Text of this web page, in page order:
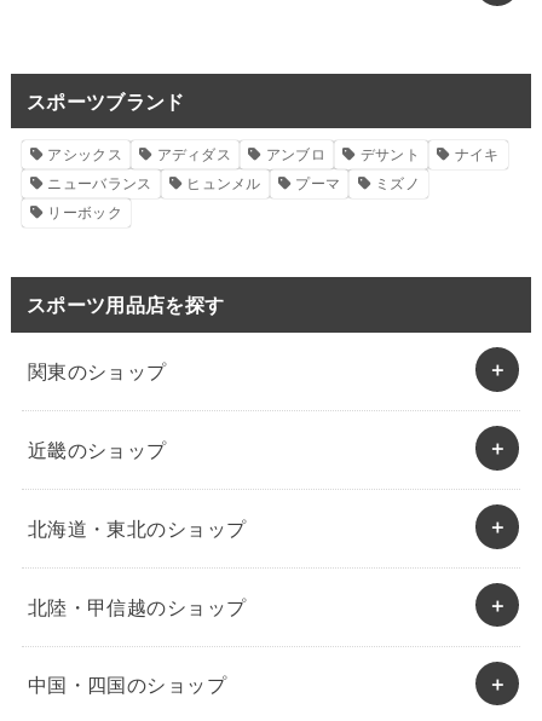
スポーツブランド
アシックス アディダス アンブロ デサント
ナイキ
ニューバランス
ヒュンメル プーマ
ミズノ
リーボック
スポーツ用品店を探す
関東のショップ
近畿のショップ
北海道・東北のショップ
北陸・甲信越のショップ
中国・四国のショップ